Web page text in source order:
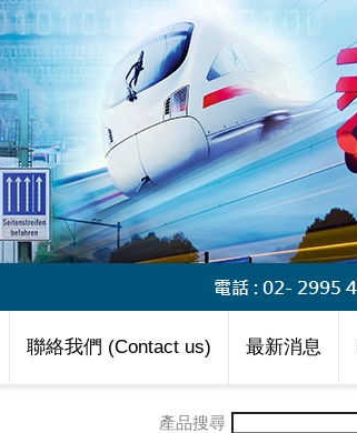
聯絡我們 (Contact us) 最新消息
產品搜尋